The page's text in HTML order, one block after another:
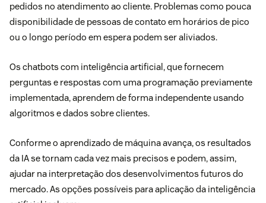
pedidos no atendimento ao cliente. Problemas como pouca
disponibilidade de pessoas de contato em horários de pico
ou o longo período em espera podem ser aliviados.
Os chatbots com inteligência artificial , que fornecem
perguntas e respostas com uma programação previamente
implementada, aprendem de forma independente usando
algoritmos e dados sobre clientes.
Conforme o aprendizado de máquina avança, os resultados
da IA ​​se tornam cada vez mais precisos e podem, assim,
ajudar na interpretação dos desenvolvimentos futuros do
mercado. As opções possíveis para aplicação da inteligência